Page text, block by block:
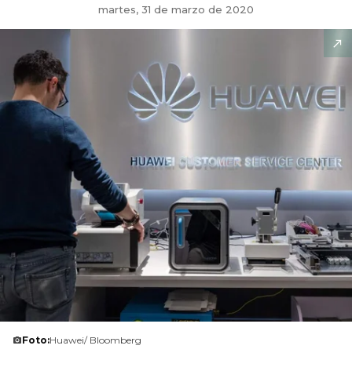
martes, 31 de marzo de 2020
Foto:Huawei/ Bloomberg